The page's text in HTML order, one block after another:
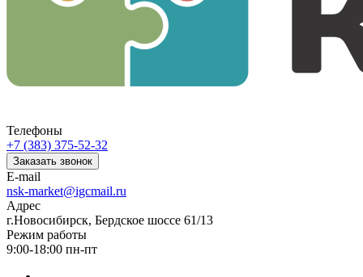
Телефоны
+7 (383) 375-52-32
Заказать звонок
E-mail
nsk-market@igcmail.ru
Адрес
г.Новосибирск, Бердское шоссе 61/13
Режим работы
9:00-18:00 пн-пт